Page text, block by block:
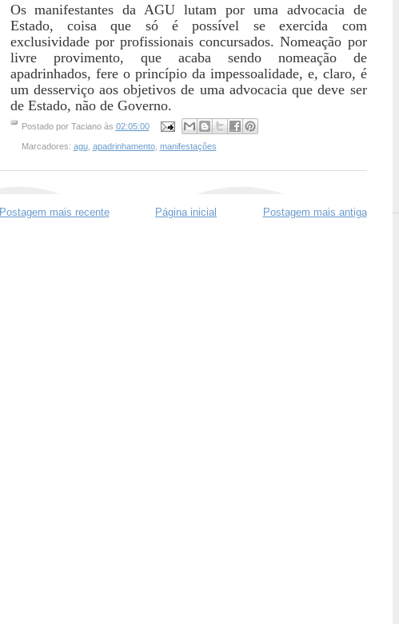
Os manifestantes da AGU lutam por uma advocacia de
Estado, coisa que só é possível se exercida com
exclusividade por profissionais concursados. Nomeação por
livre provimento, que acaba sendo nomeação de
apadrinhados, fere o princípio da impessoalidade, e, claro, é
um desserviço aos objetivos de uma advocacia que deve ser
de Estado, não de Governo.
Postado por Taciano às 02:05:00
Marcadores: agu, apadrinhamento, manifestações
Postagem mais recente Postagem mais antiga
Página inicial